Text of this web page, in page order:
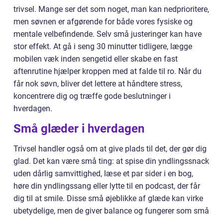
trivsel. Mange ser det som noget, man kan nedprioritere,
men søvnen er afgørende for både vores fysiske og
mentale velbefindende. Selv små justeringer kan have
stor effekt. At gå i seng 30 minutter tidligere, lægge
mobilen væk inden sengetid eller skabe en fast
aftenrutine hjælper kroppen med at falde til ro. Når du
får nok søvn, bliver det lettere at håndtere stress,
koncentrere dig og træffe gode beslutninger i
hverdagen.
Små glæder i hverdagen
Trivsel handler også om at give plads til det, der gør dig
glad. Det kan være små ting: at spise din yndlingssnack
uden dårlig samvittighed, læse et par sider i en bog,
høre din yndlingssang eller lytte til en podcast, der får
dig til at smile. Disse små øjeblikke af glæde kan virke
ubetydelige, men de giver balance og fungerer som små